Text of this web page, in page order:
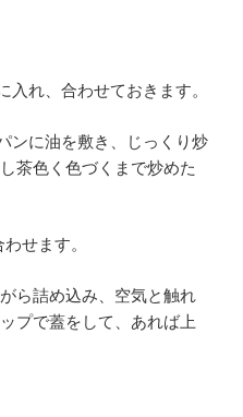
れ、合わせておきます。
に油を敷き、じっくり炒
茶色く色づくまで炒めた
せます。
ら詰め込み、空気と触れ
プで蓋をして、あれば上